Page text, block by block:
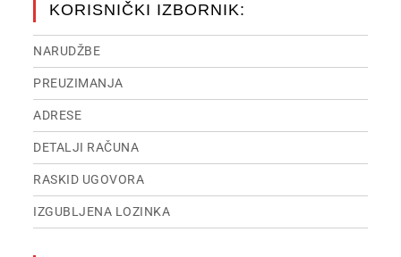
KORISNIČKI IZBORNIK:
NARUDŽBE
PREUZIMANJA
ADRESE
DETALJI RAČUNA
RASKID UGOVORA
IZGUBLJENA LOZINKA